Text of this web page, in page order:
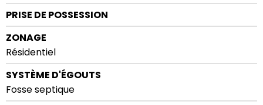
PRISE DE POSSESSION
ZONAGE
Résidentiel
SYSTÈME D'ÉGOUTS
Fosse septique